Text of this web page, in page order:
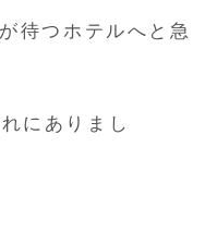
待つホテルへと急
にありまし